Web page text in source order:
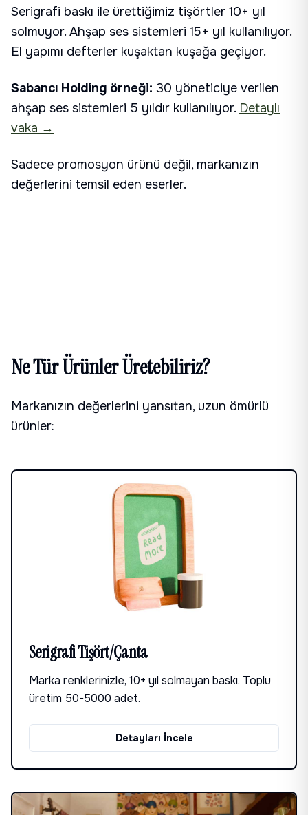
Serigrafi baskı ile ürettiğimiz tişörtler 10+ yıl
solmuyor. Ahşap ses sistemleri 15+ yıl kullanılıyor.
El yapımı defterler kuşaktan kuşağa geçiyor.
Sabancı Holding örneği: 30 yöneticiye verilen
ahşap ses sistemleri 5 yıldır kullanılıyor. Detaylı
vaka →
Sadece promosyon ürünü değil, markanızın
değerlerini temsil eden eserler.
Ne Tür Ürünler Üretebiliriz?
Markanızın değerlerini yansıtan, uzun ömürlü
ürünler:
Serigrafi Tişört/Çanta
Marka renklerinizle, 10+ yıl solmayan baskı. Toplu
üretim 50-5000 adet.
Detayları İncele